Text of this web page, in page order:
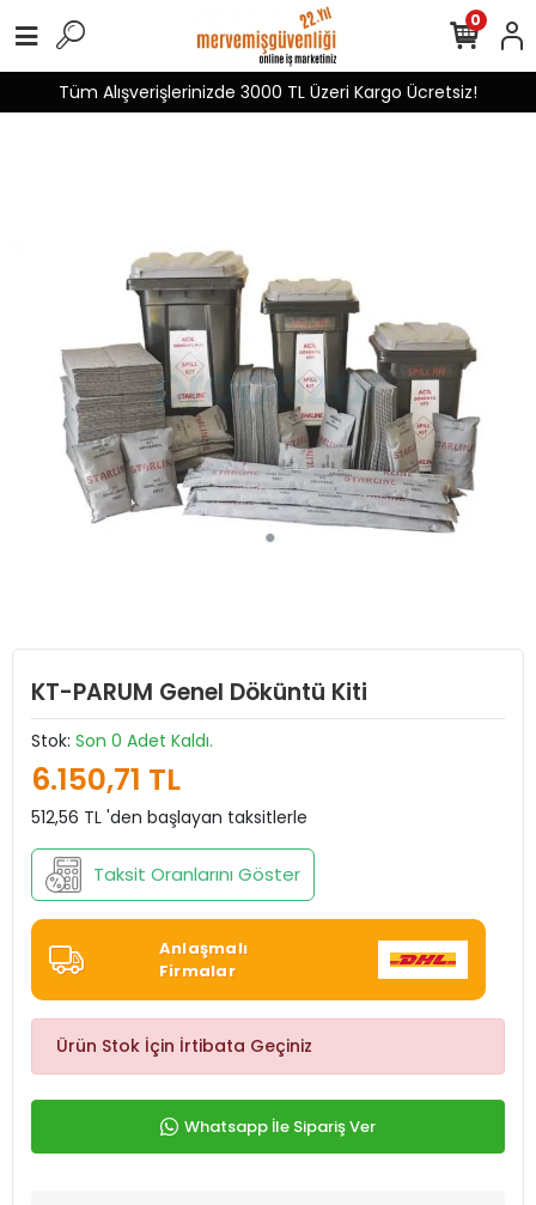
Tüm Alışverişlerinizde 3000 TL Üzeri Kargo Ücretsiz!
0
KT-PARUM Genel Döküntü Kiti
Stok: Son 0 Adet Kaldı.
6.150,71 TL
512,56 TL 'den başlayan taksitlerle
Taksit Oranlarını Göster
Anlaşmalı
Firmalar
Ürün Stok İçin İrtibata Geçiniz
Whatsapp İle Sipariş Ver